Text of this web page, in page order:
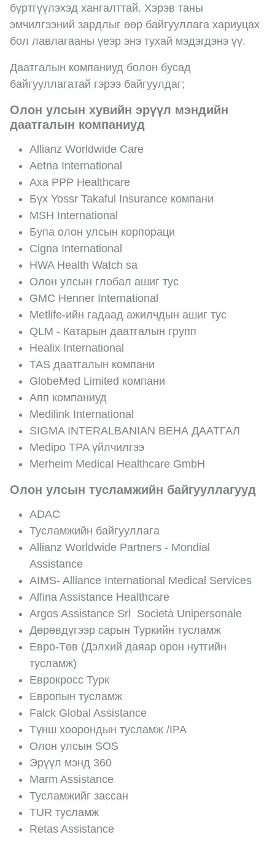
бүртгүүлэхэд хангалттай. Хэрэв таны
эмчилгээний зардлыг өөр байгууллага хариуцах
бол лавлагааны үеэр энэ тухай мэдэгдэнэ үү.
Даатгалын компаниуд болон бусад
байгууллагатай гэрээ байгуулдаг;
Олон улсын хувийн эрүүл мэндийн
даатгалын компаниуд
Allianz Worldwide Care
Aetna International
Axa PPP Healthcare
Бүх Yossr Takaful Insurance компани
MSH International
Бупа олон улсын корпораци
Cigna International
HWA Health Watch sa
Олон улсын глобал ашиг тус
GMC Henner International
Metlife-ийн гадаад ажилчдын ашиг тус
QLM - Катарын даатгалын групп
Healix International
TAS даатгалын компани
GlobeMed Limited компани
Апп компаниуд
Medilink International
SIGMA INTERALBANIAN ВЕНА ДААТГАЛ
Medipo TPA үйлчилгээ
Merheim Medical Healthcare GmbH
Олон улсын тусламжийн байгууллагууд
ADAC
Тусламжийн байгууллага
Allianz Worldwide Partners - Mondial
Assistance
AIMS- Alliance International Medical Services
Alfina Assistance Healthcare
Argos Assistance Srl Società Unipersonale
Дөрөвдүгээр сарын Туркийн тусламж
Евро-Төв (Дэлхий даяар орон нутгийн
тусламж)
Еврокросс Турк
Европын тусламж
Falck Global Assistance
Түнш хоорондын тусламж /IPA
Олон улсын SOS
Эрүүл мэнд 360
Marm Assistance
Тусламжийг зассан
TUR тусламж
Retas Assistance